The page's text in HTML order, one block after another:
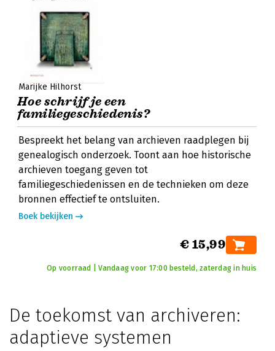
Marijke Hilhorst
Hoe schrijf je een
familiegeschiedenis?
Bespreekt het belang van archieven raadplegen bij
genealogisch onderzoek. Toont aan hoe historische
archieven toegang geven tot
familiegeschiedenissen en de technieken om deze
bronnen effectief te ontsluiten.
Boek bekijken
€ 15,99
Op voorraad | Vandaag voor 17:00 besteld, zaterdag in huis
De toekomst van archiveren:
adaptieve systemen